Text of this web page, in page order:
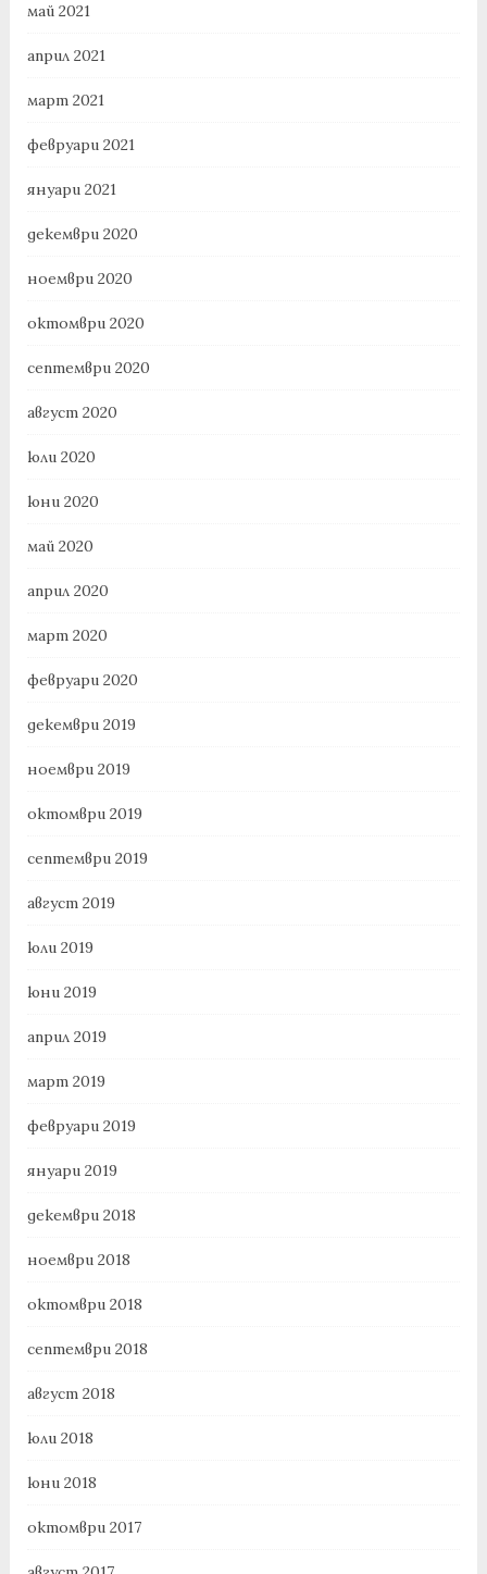
май 2021
април 2021
март 2021
февруари 2021
януари 2021
декември 2020
ноември 2020
октомври 2020
септември 2020
август 2020
юли 2020
юни 2020
май 2020
април 2020
март 2020
февруари 2020
декември 2019
ноември 2019
октомври 2019
септември 2019
август 2019
юли 2019
юни 2019
април 2019
март 2019
февруари 2019
януари 2019
декември 2018
ноември 2018
октомври 2018
септември 2018
август 2018
юли 2018
юни 2018
октомври 2017